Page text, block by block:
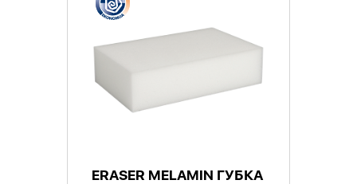
ERASER MELAMIN ГУБКА